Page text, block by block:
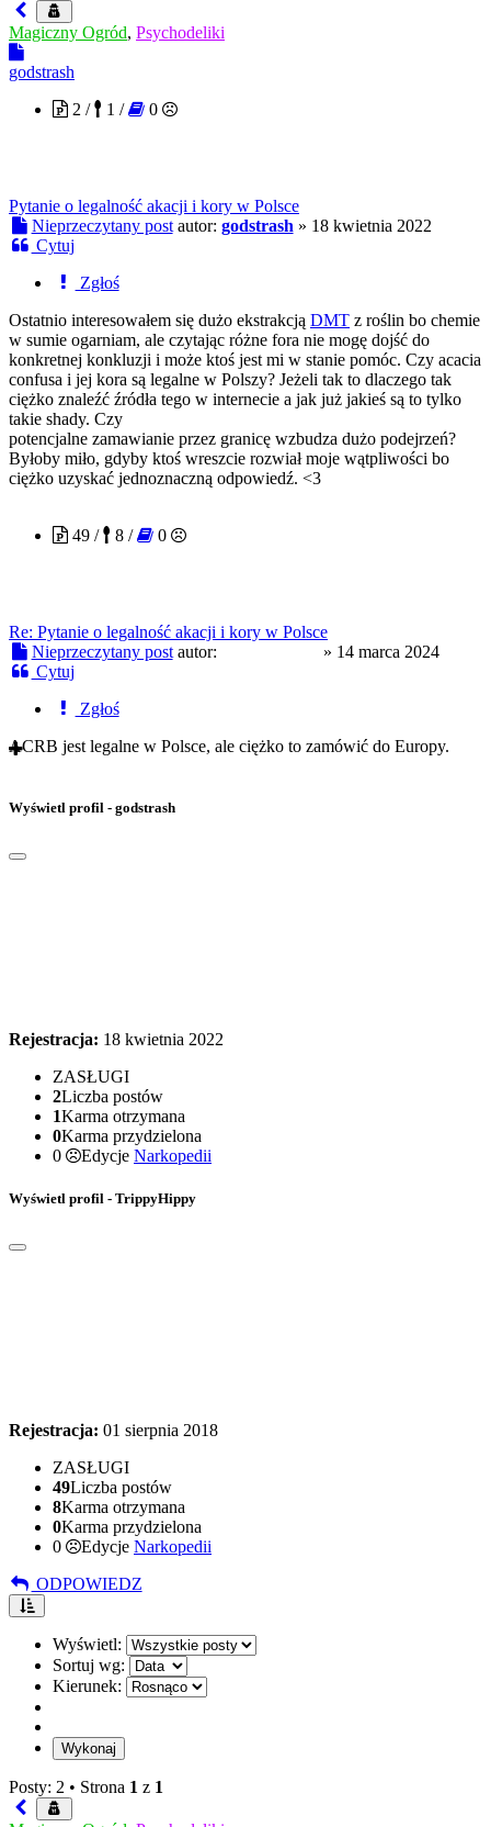
Magiczny Ogród, Psychodeliki
godstrash
2 /
1 / 0
Pytanie o legalność akacji i kory w Polsce
Nieprzeczytany post autor: godstrash » 18 kwietnia 2022
Cytuj
Zgłoś
Ostatnio interesowałem się dużo ekstrakcją DMT z roślin bo chemie
w sumie ogarniam, ale czytając różne fora nie mogę dojść do
konkretnej konkluzji i może ktoś jest mi w stanie pomóc. Czy acacia
confusa i jej kora są legalne w Polszy? Jeżeli tak to dlaczego tak
ciężko znaleźć źródła tego w internecie a jak już jakieś są to tylko
takie shady. Czy
potencjalne zamawianie przez granicę wzbudza dużo podejrzeń?
Byłoby miło, gdyby ktoś wreszcie rozwiał moje wątpliwości bo
ciężko uzyskać jednoznaczną odpowiedź. <3
49 /
8 / 0
Re: Pytanie o legalność akacji i kory w Polsce
Nieprzeczytany post autor: » 14 marca 2024
Cytuj
Zgłoś
ACRB jest legalne w Polsce, ale ciężko to zamówić do Europy.
Wyświetl profil - godstrash
Rejestracja: 18 kwietnia 2022
ZASŁUGI
2Liczba postów
1Karma otrzymana
0Karma przydzielona
0
Edycje Narkopedii
Wyświetl profil - TrippyHippy
Rejestracja: 01 sierpnia 2018
ZASŁUGI
49Liczba postów
8Karma otrzymana
0Karma przydzielona
0
Edycje Narkopedii
ODPOWIEDZ
Wyświetl:
Sortuj wg:
Kierunek:
Posty: 2 • Strona 1 z 1